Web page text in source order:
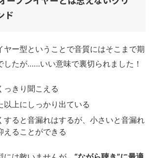
ド
ヤー型ということで音質にはそこまで期
したが……いい意味で裏切られました！
っきり聞こえる
以上にしっかり出ている
すると音漏れはするが、小さいと音漏れ
えることができる